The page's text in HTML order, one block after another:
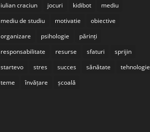
iulian craciun
jocuri kidibot
mediu
mediu de studiu
motivatie
obiective
organizare
psihologie
părinți
responsabilitate
resurse sfaturi
sprijin
startevo
stres succes sănătate
tehnologie
teme
învățare școală